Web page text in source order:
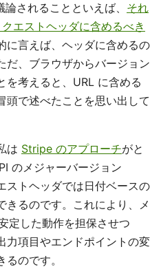
されることといえば、 それ
エストヘッダに含めるべき
に言えば、ヘッダに含めるの
だ、ブラウザからバージョン
を考えると、URL に含める
頭で述べたことを思い出して
は Stripe のアプローチがと
のメジャーバージョン
ストヘッダでは日付ベースの
きるのです。これにより、メ
定した動作を担保させつ
力項目やエンドポイントの変
のです。